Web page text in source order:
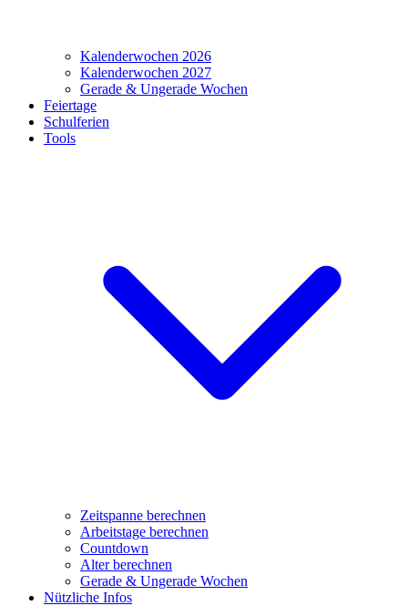
Kalenderwochen 2026
Kalenderwochen 2027
Gerade & Ungerade Wochen
Feiertage
Schulferien
Tools
Zeitspanne berechnen
Arbeitstage berechnen
Countdown
Alter berechnen
Gerade & Ungerade Wochen
Nützliche Infos